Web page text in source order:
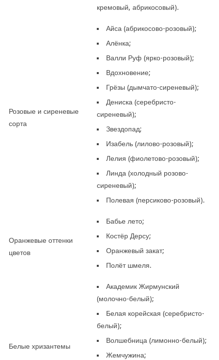
кремовый, абрикосовый).
Розовые и сиреневые
сорта
Айса (абрикосово-розовый);
Алёнка;
Валли Руф (ярко-розовый);
Вдохновение;
Грёзы (дымчато-сиреневый);
Дениска (серебристо-
сиреневый);
Звездопад;
Изабель (лилово-розовый);
Лелия (фиолетово-розовый);
Линда (холодный розово-
сиреневый);
Полевая (персиково-розовый).
Оранжевые оттенки
цветов
Бабье лето;
Костёр Дерсу;
Оранжевый закат;
Полёт шмеля.
Белые хризантемы
Академик Жирмунский
(молочно-белый);
Белая корейская (серебристо-
белый);
Волшебница (лимонно-белый);
Жемчужина;